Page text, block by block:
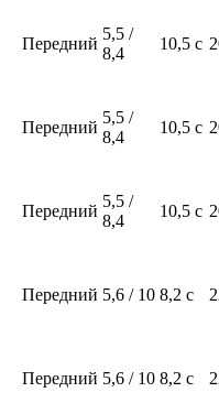
Передний
5,5 /
8,4
10,5 с
Передний
5,5 /
8,4
10,5 с
Передний
5,5 /
8,4
10,5 с
Передний 5,6 / 10 8,2 с
Передний 5,6 / 10 8,2 с